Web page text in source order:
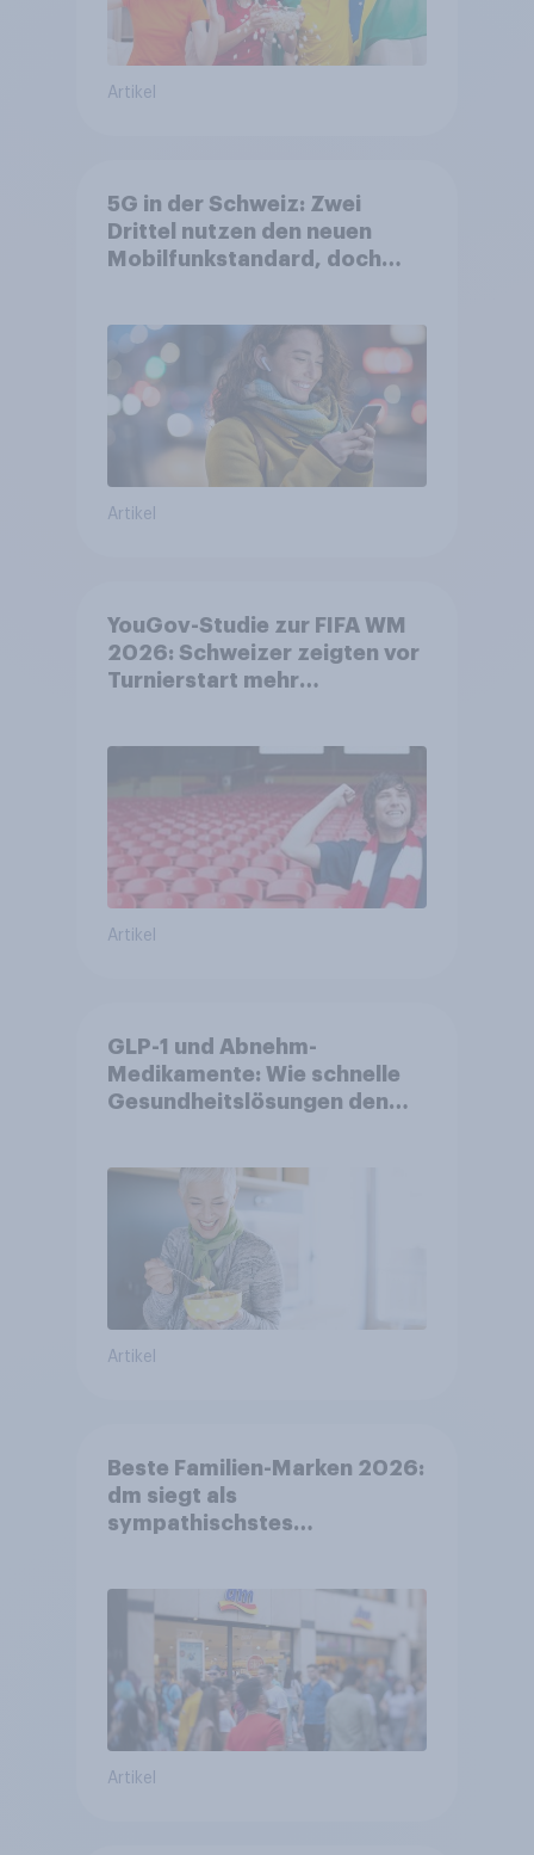
Artikel
5G in der Schweiz: Zwei
Drittel nutzen den neuen
Mobilfunkstandard, doch
Artikel
YouGov-Studie zur FIFA WM
2026: Schweizer zeigten vor
Turnierstart mehr
Artikel
GLP-1 und Abnehm-
Medikamente: Wie schnelle
Gesundheitslösungen den
Artikel
Beste Familien-Marken 2026:
dm siegt als
sympathischstes
Artikel